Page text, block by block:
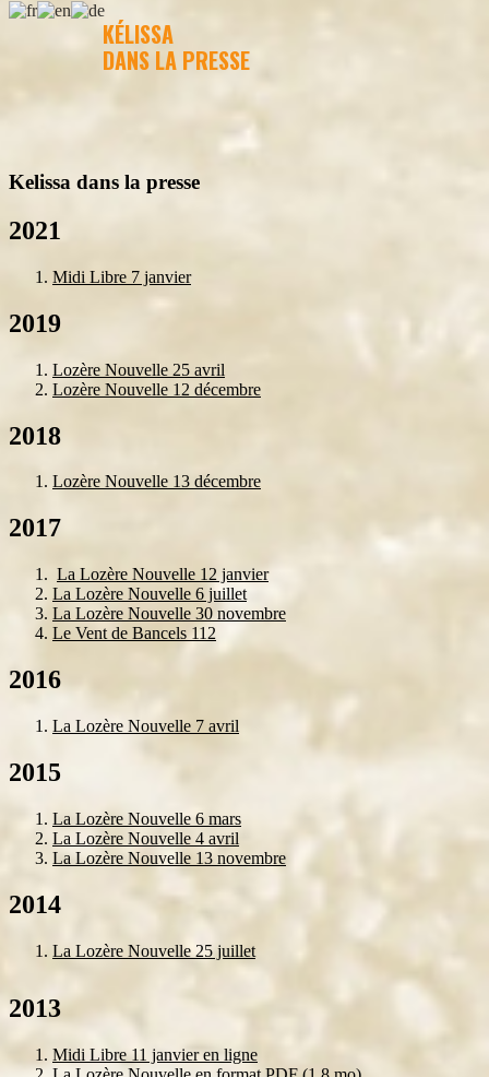
KÉLISSA
DANS LA PRESSE
Kelissa dans la presse
2021
Midi Libre 7 janvier
2019
Lozère Nouvelle 25 avril
Lozère Nouvelle 12 décembre
2018
Lozère Nouvelle 13 décembre
2017
La Lozère Nouvelle 12 janvier
La Lozère Nouvelle 6 juillet
La Lozère Nouvelle 30 novembre
Le Vent de Bancels 112
2016
La Lozère Nouvelle 7 avril
2015
La Lozère Nouvelle 6 mars
La Lozère Nouvelle 4 avril
La Lozère Nouvelle 13 novembre
2014
La Lozère Nouvelle 25 juillet
2013
Midi Libre 11 janvier en ligne